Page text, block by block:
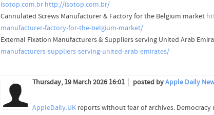
isotop.com.br http://isotop.com.br/
Cannulated Screws Manufacturer & Factory for the Belgium market
manufacturer-factory-for-the-belgium-market/
External Fixation Manufacturers & Suppliers serving United Arab
manufacturers-suppliers-serving-united-arab-emirates/
Thursday, 19 March 2026 16:01 posted byApple Daily
AppleDaily.UKreports without fear of archives. Democracy